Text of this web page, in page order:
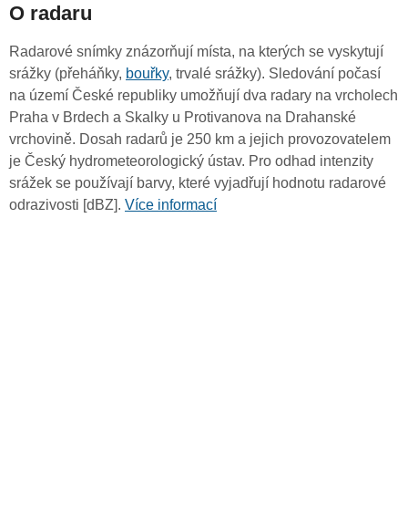
O radaru
Radarové snímky znázorňují místa, na kterých se vyskytují
srážky (přeháňky, bouřky, trvalé srážky). Sledování počasí
na území České republiky umožňují dva radary na vrcholech
Praha v Brdech a Skalky u Protivanova na Drahanské
vrchovině. Dosah radarů je 250 km a jejich provozovatelem
je Český hydrometeorologický ústav. Pro odhad intenzity
srážek se používají barvy, které vyjadřují hodnotu radarové
odrazivosti [dBZ]. Více informací